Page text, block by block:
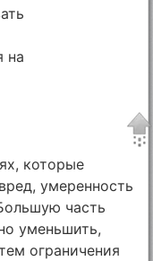
на
которые
умеренность
часть
уменьшить,
ограничения